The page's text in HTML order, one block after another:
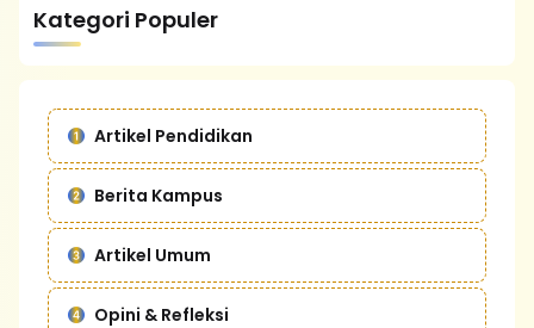
Kategori Populer
Artikel Pendidikan
Berita Kampus
Artikel Umum
Opini & Refleksi